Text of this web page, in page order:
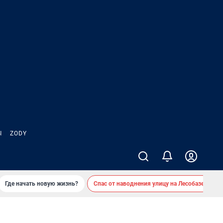
ZODY
Где начать новую жизнь? Спас от наводнения улицу на Лесобазе